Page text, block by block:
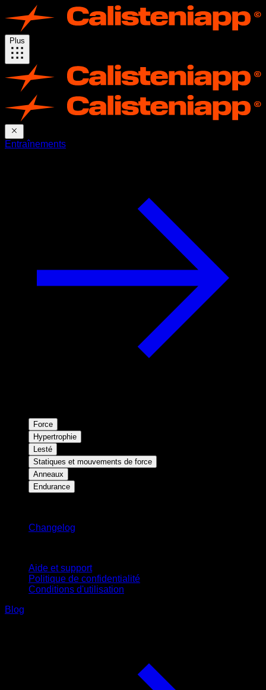
Plus
Entraînements
Force
Hypertrophie
Lesté
Statiques et mouvements de force
Anneaux
Endurance
Changelog
Aide et support
Politique de confidentialité
Conditions d'utilisation
Blog